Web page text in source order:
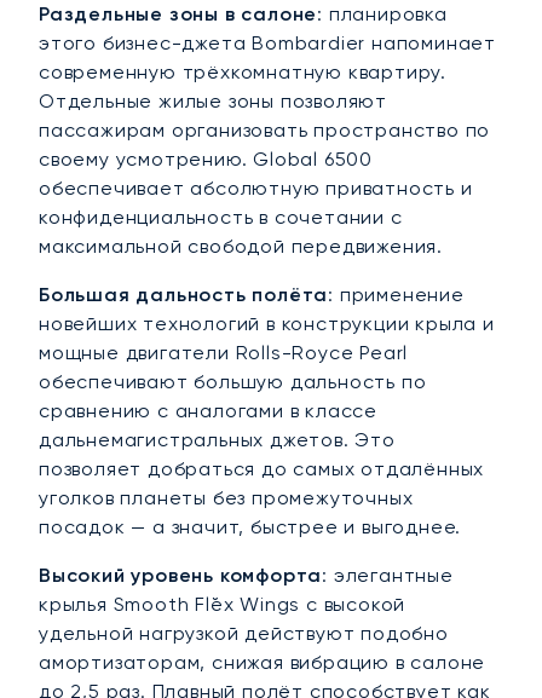
Раздельные зоны в салоне: планировка
этого бизнес-джета Bombardier напоминает
современную трёхкомнатную квартиру.
Отдельные жилые зоны позволяют
пассажирам организовать пространство по
своему усмотрению. Global 6500
обеспечивает абсолютную приватность и
конфиденциальность в сочетании с
максимальной свободой передвижения.
Большая дальность полёта: применение
новейших технологий в конструкции крыла и
мощные двигатели Rolls-Royce Pearl
обеспечивают большую дальность по
сравнению с аналогами в классе
дальнемагистральных джетов. Это
позволяет добраться до самых отдалённых
уголков планеты без промежуточных
посадок — а значит, быстрее и выгоднее.
Высокий уровень комфорта: элегантные
крылья Smooth Flĕx Wings с высокой
удельной нагрузкой действуют подобно
амортизаторам, снижая вибрацию в салоне
до 2,5 раз. Плавный полёт способствует как